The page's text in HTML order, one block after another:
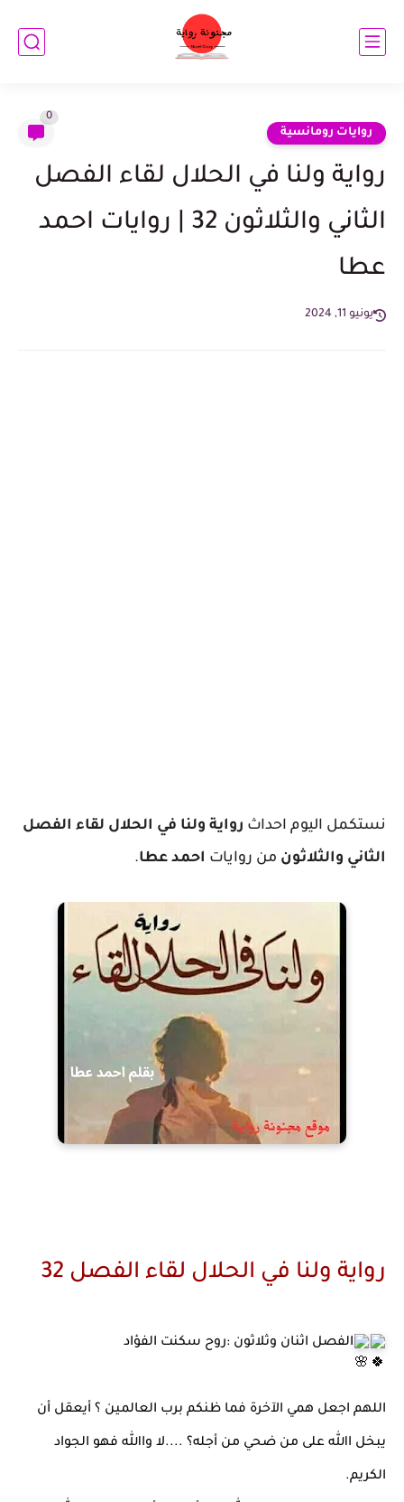
روايات رومانسية
0
رواية ولنا في الحلال لقاء الفصل
الثاني والثلاثون 32 | روايات احمد
عطا
يونيو 11, 2024
نستكمل اليوم احداث رواية ولنا في الحلال لقاء الفصل
الثاني والثلاثون من روايات احمد عطا.
رواية ولنا في الحلال لقاء الفصل 32
الفصل اثنان وثلاثون :روح سكنت الفؤاد
اللهم اجعل همي الآخرة ﻓﻤﺎ ﻇﻨﻜﻢ ﺑﺮب اﻟﻌﺎﻟﻤﻴﻦ ؟ أﻳﻌﻘﻞ أن
ﻳﺒﺨﻞ اﷲ ﻋﻠﻰ ﻣﻦ ﺿﺤﻲ ﻣﻦ أﺟﻠﻪ؟ ....ﻻ واﷲ ﻓﻬﻮ اﻟﺠﻮاد
اﻟﻜﺮﻳﻢ.